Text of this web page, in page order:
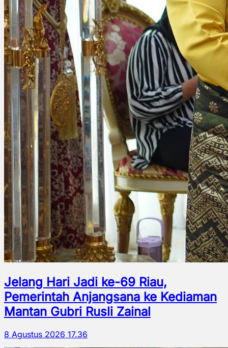
Jelang Hari Jadi ke-69 Riau,
Pemerintah Anjangsana ke Kediaman
Mantan Gubri Rusli Zainal
8 Agustus 2026 17.36